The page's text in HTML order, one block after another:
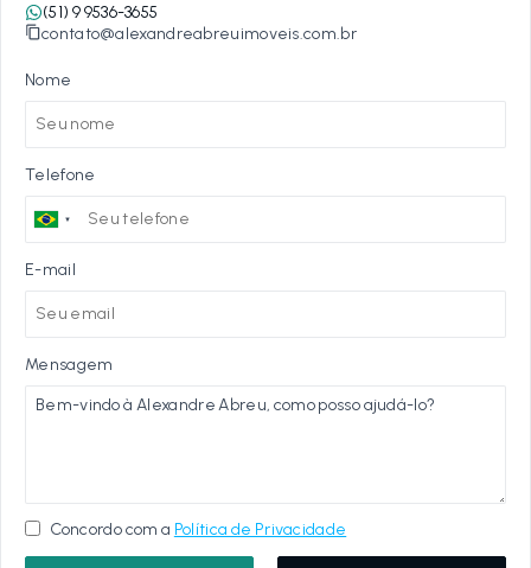
(51) 9 9536-3655
contato@alexandreabreuimoveis.com.br
Nome
Telefone
E-mail
Mensagem
Concordo com a Política de Privacidade